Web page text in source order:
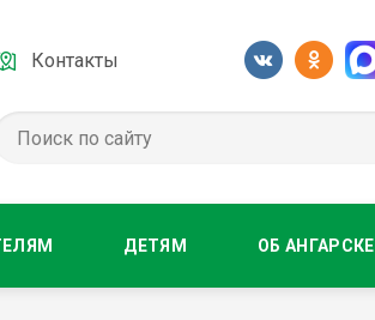
Контакты
ДЕТЯМ ОБ АНГАРСКЕ